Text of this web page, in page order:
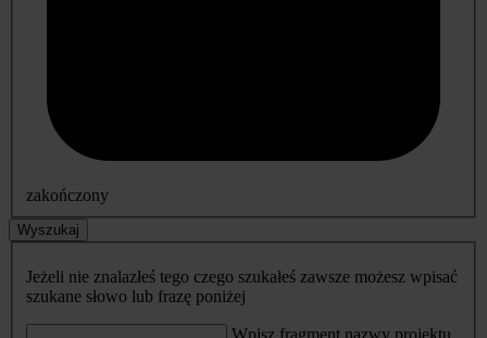
zakończony
Wyszukaj
Jeżeli nie znalazłeś tego czego szukałeś zawsze możesz wpisać
szukane słowo lub frazę poniżej
Wpisz fragment nazwy projektu